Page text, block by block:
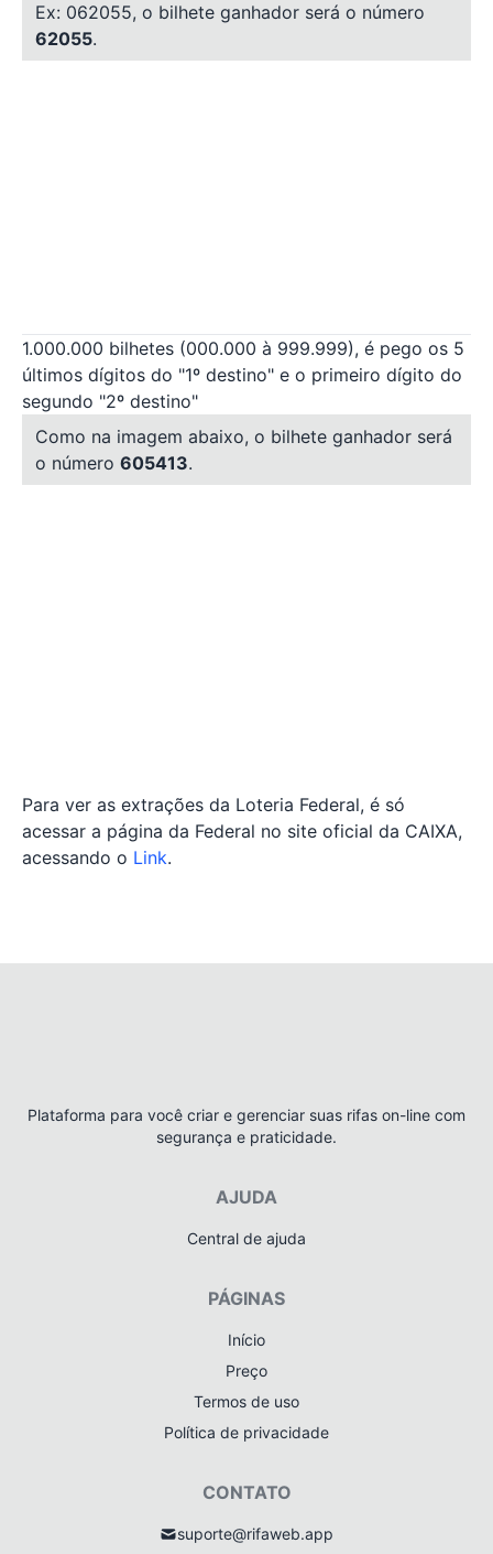
Ex: 062055, o bilhete ganhador será o número
62055.
1.000.000 bilhetes (000.000 à 999.999), é pego os 5
últimos dígitos do "1º destino" e o primeiro dígito do
segundo "2º destino"
Como na imagem abaixo, o bilhete ganhador será
o número 605413.
Para ver as extrações da Loteria Federal, é só
acessar a página da Federal no site oficial da CAIXA,
acessando o Link.
Plataforma para você criar e gerenciar suas rifas on-line com
segurança e praticidade.
AJUDA
Central de ajuda
PÁGINAS
Início
Preço
Termos de uso
Política de privacidade
CONTATO
suporte@rifaweb.app